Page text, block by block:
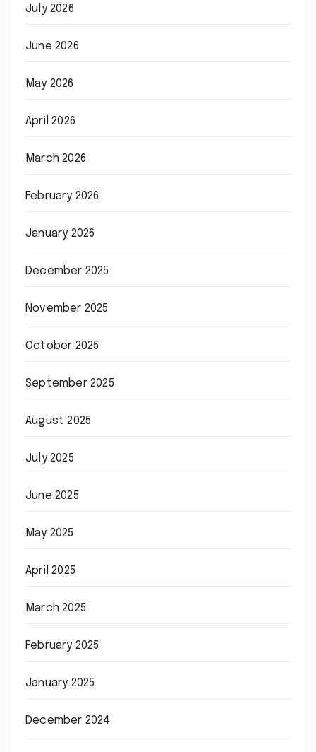
July 2026
June 2026
May 2026
April 2026
March 2026
February 2026
January 2026
December 2025
November 2025
October 2025
September 2025
August 2025
July 2025
June 2025
May 2025
April 2025
March 2025
February 2025
January 2025
December 2024